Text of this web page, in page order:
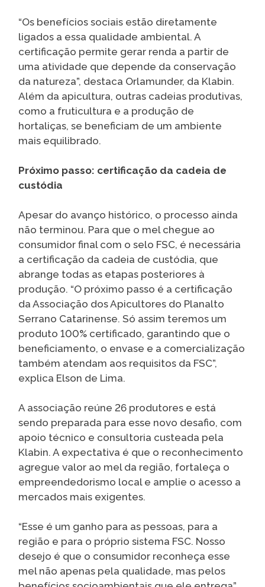
“Os benefícios sociais estão diretamente
ligados a essa qualidade ambiental. A
certificação permite gerar renda a partir de
uma atividade que depende da conservação
da natureza”, destaca Orlamunder, da Klabin.
Além da apicultura, outras cadeias produtivas,
como a fruticultura e a produção de
hortaliças, se beneficiam de um ambiente
mais equilibrado.
Próximo passo: certificação da cadeia de
custódia
Apesar do avanço histórico, o processo ainda
não terminou. Para que o mel chegue ao
consumidor final com o selo FSC, é necessária
a certificação da cadeia de custódia, que
abrange todas as etapas posteriores à
produção. “O próximo passo é a certificação
da Associação dos Apicultores do Planalto
Serrano Catarinense. Só assim teremos um
produto 100% certificado, garantindo que o
beneficiamento, o envase e a comercialização
também atendam aos requisitos da FSC”,
explica Elson de Lima.
A associação reúne 26 produtores e está
sendo preparada para esse novo desafio, com
apoio técnico e consultoria custeada pela
Klabin. A expectativa é que o reconhecimento
agregue valor ao mel da região, fortaleça o
empreendedorismo local e amplie o acesso a
mercados mais exigentes.
“Esse é um ganho para as pessoas, para a
região e para o próprio sistema FSC. Nosso
desejo é que o consumidor reconheça esse
mel não apenas pela qualidade, mas pelos